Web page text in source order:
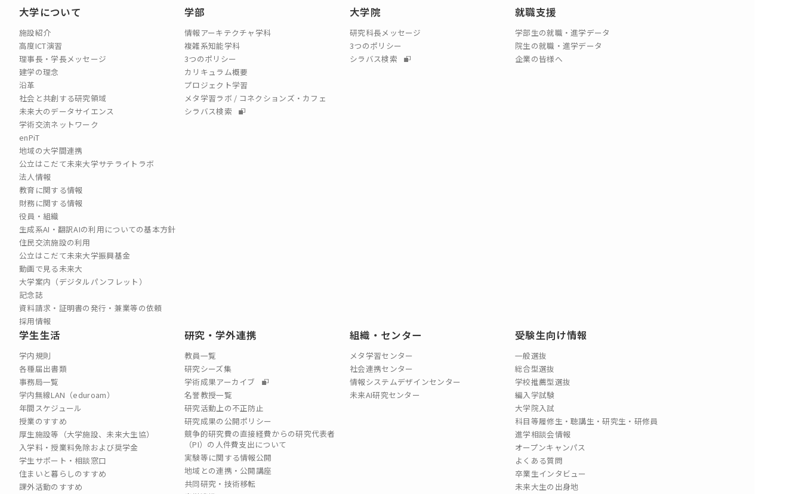
大学について
施設紹介
高度ICT演習
理事長・学長メッセージ
建学の理念
沿革
社会と共創する研究領域
未来大のデータサイエンス
学術交流ネットワーク
enPiT
地域の大学間連携
公立はこだて未来大学サテライトラボ
法人情報
教育に関する情報
財務に関する情報
役員・組織
生成系AI・翻訳AIの利用についての基本方針
住民交流施設の利用
公立はこだて未来大学振興基金
動画で見る未来大
大学案内（デジタルパンフレット）
記念誌
資料請求・証明書の発行・兼業等の依頼
採用情報
学部
情報アーキテクチャ学科
複雑系知能学科
3つのポリシー
カリキュラム概要
プロジェクト学習
メタ学習ラボ / コネクションズ・カフェ
シラバス検索
大学院
研究科長メッセージ
3つのポリシー
シラバス検索
就職支援
学部生の就職・進学データ
院生の就職・進学データ
企業の皆様へ
学生生活
学内規則
各種届出書類
事務局一覧
学内無線LAN（eduroam）
年間スケジュール
授業のすすめ
厚生施設等（大学施設、未来大生協）
入学料・授業料免除および奨学金
学生サポート・相談窓口
住まいと暮らしのすすめ
課外活動のすすめ
研究・学外連携
教員一覧
研究シーズ集
学術成果アーカイブ
名誉教授一覧
研究活動上の不正防止
研究成果の公開ポリシー
競争的研究費の直接経費からの研究代表者
（PI）の⼈件費⽀出について
実験等に関する情報公開
地域との連携・公開講座
共同研究・技術移転
組織・センター
メタ学習センター
社会連携センター
情報システムデザインセンター
未来AI研究センター
受験生向け情報
一般選抜
総合型選抜
学校推薦型選抜
編入学試験
大学院入試
科目等履修生・聴講生・研究生・研修員
進学相談会情報
オープンキャンパス
よくある質問
卒業生インタビュー
未来大生の出身地